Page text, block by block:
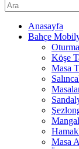
Anasayfa
Bahçe
Köşe
Masa
Masa